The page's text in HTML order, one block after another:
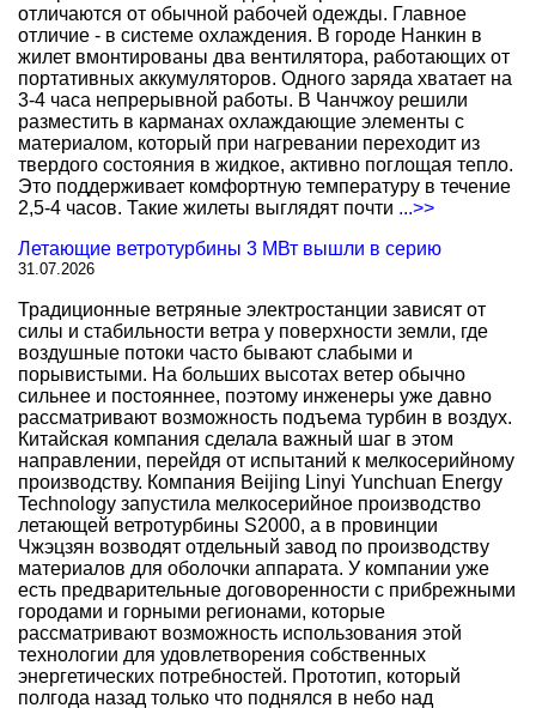
отличаются от обычной рабочей одежды. Главное
отличие - в системе охлаждения. В городе Нанкин в
жилет вмонтированы два вентилятора, работающих от
портативных аккумуляторов. Одного заряда хватает на
3-4 часа непрерывной работы. В Чанчжоу решили
разместить в карманах охлаждающие элементы с
материалом, который при нагревании переходит из
твердого состояния в жидкое, активно поглощая тепло.
Это поддерживает комфортную температуру в течение
2,5-4 часов. Такие жилеты выглядят почти ...>>
Летающие ветротурбины 3 МВт вышли в серию
31.07.2026
Традиционные ветряные электростанции зависят от
силы и стабильности ветра у поверхности земли, где
воздушные потоки часто бывают слабыми и
порывистыми. На больших высотах ветер обычно
сильнее и постояннее, поэтому инженеры уже давно
рассматривают возможность подъема турбин в воздух.
Китайская компания сделала важный шаг в этом
направлении, перейдя от испытаний к мелкосерийному
производству. Компания Beijing Linyi Yunchuan Energy
Technology запустила мелкосерийное производство
летающей ветротурбины S2000, а в провинции
Чжэцзян возводят отдельный завод по производству
материалов для оболочки аппарата. У компании уже
есть предварительные договоренности с прибрежными
городами и горными регионами, которые
рассматривают возможность использования этой
технологии для удовлетворения собственных
энергетических потребностей. Прототип, который
полгода назад только что поднялся в небо над